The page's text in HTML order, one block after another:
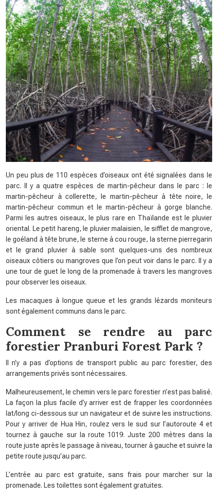
Un peu plus de 110 espèces d’oiseaux ont été signalées dans le
parc. Il y a quatre espèces de martin-pêcheur dans le parc : le
martin-pêcheur à collerette, le martin-pêcheur à tête noire, le
martin-pêcheur commun et le martin-pêcheur à gorge blanche.
Parmi les autres oiseaux, le plus rare en Thaïlande est le pluvier
oriental. Le petit hareng, le pluvier malaisien, le sifflet de mangrove,
le goéland à tête brune, le sterne à cou rouge, la sterne pierregarin
et le grand pluvier à sable sont quelques-uns des nombreux
oiseaux côtiers ou mangroves que l’on peut voir dans le parc. Il y a
une tour de guet le long de la promenade à travers les mangroves
pour observer les oiseaux.
Les macaques à longue queue et les grands lézards moniteurs
sont également communs dans le parc.
Comment se rendre au parc
forestier Pranburi Forest Park ?
Il n’y a pas d’options de transport public au parc forestier, des
arrangements privés sont nécessaires.
Malheureusement, le chemin vers le parc forestier n’est pas balisé.
La façon la plus facile d’y arriver est de frapper les coordonnées
lat/long ci-dessous sur un navigateur et de suivre les instructions.
Pour y arriver de Hua Hin, roulez vers le sud sur l’autoroute 4 et
tournez à gauche sur la route 1019. Juste 200 mètres dans la
route juste après le passage à niveau, tourner à gauche et suivre la
petite route jusqu’au parc.
L’entrée au parc est gratuite, sans frais pour marcher sur la
promenade. Les toilettes sont également gratuites.